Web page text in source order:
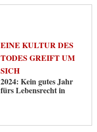
EINE KULTUR DES
TODES GREIFT UM
SICH
2024: Kein gutes Jahr
fürs Lebensrecht in